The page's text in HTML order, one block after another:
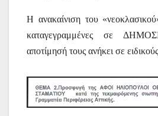
Η ανακαίνιση του
καταγεγραμμένες σε
αποτίμησή τους ανήκει σε